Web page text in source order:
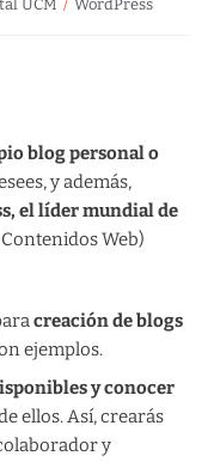
UCM WordPress
blog personal o
y además,
el líder mundial de
Web)
creación de blogs
ejemplos.
y conocer
ellos. Así, crearás
y